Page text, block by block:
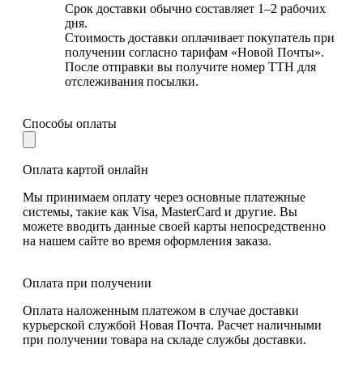
Срок доставки обычно составляет 1–2 рабочих
дня.
Стоимость доставки оплачивает покупатель при
получении согласно тарифам «Новой Почты».
После отправки вы получите номер ТТН для
отслеживания посылки.
Способы оплаты
Оплата картой онлайн
Мы принимаем оплату через основные платежные
системы, такие как Visa, MasterCard и другие. Вы
можете вводить данные своей карты непосредственно
на нашем сайте во время оформления заказа.
Оплата при получении
Оплата наложенным платежом в случае доставки
курьерской службой Новая Почта. Расчет наличными
при получении товара на складе службы доставки.